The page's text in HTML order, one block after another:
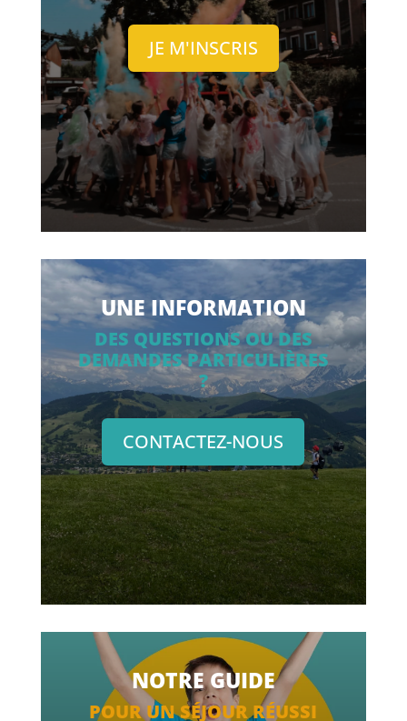
JE M'INSCRIS
UNE INFORMATION
DES QUESTIONS OU DES
DEMANDES PARTICULIÈRES
?
CONTACTEZ-NOUS
NOTRE GUIDE
POUR UN SÉJOUR RÉUSSI